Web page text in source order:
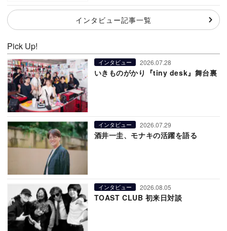
インタビュー記事一覧
Pick Up!
インタビュー 2026.07.28
いきものがかり『tiny desk』舞台裏
インタビュー 2026.07.29
酒井一圭、モナキの活躍を語る
インタビュー 2026.08.05
TOAST CLUB 初来日対談